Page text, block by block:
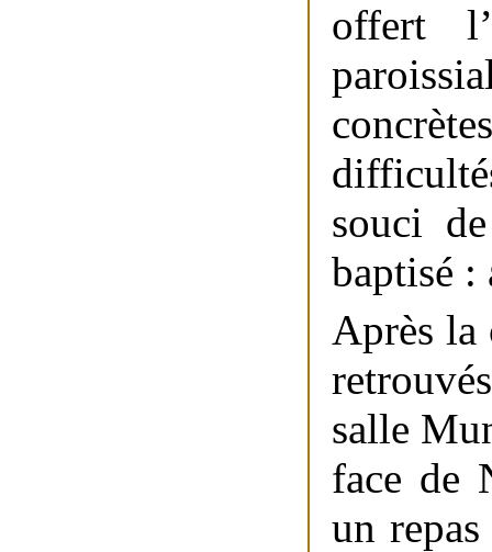
offert
souci
baptisé :
Après la
salle
face de
un